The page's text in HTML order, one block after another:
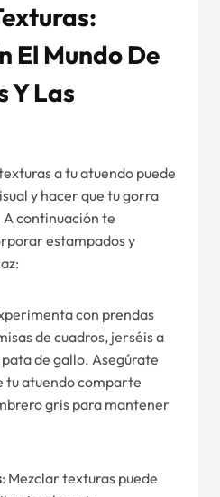
El Mundo De
Y Las
a tu atuendo puede
y hacer que tu gorra
continuación te
estampados y
con prendas
de cuadros, jerséis a
de gallo. Asegúrate
tu atuendo comparte
gris para mantener
: Mezclar texturas puede